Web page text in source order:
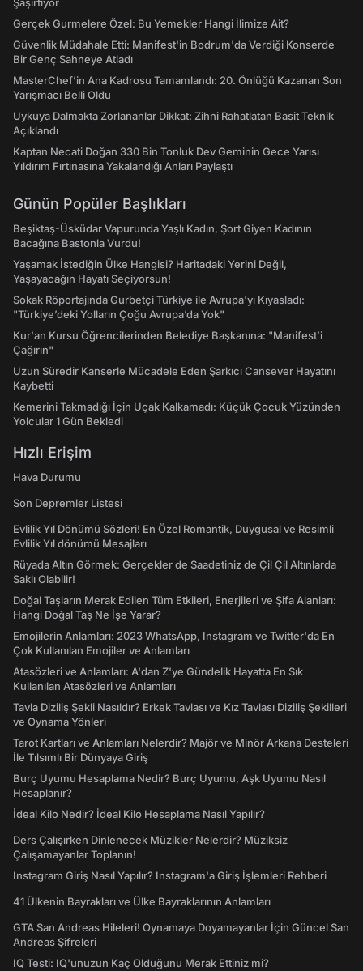
Gerçek Gurmelere Özel: Bu Yemekler Hangi İlimize Ait?
Güvenlik Müdahale Etti: Manifest'in Bodrum'da Verdiği Konserde
Bir Genç Sahneye Atladı
MasterChef’in Ana Kadrosu Tamamlandı: 20. Önlüğü Kazanan Son
Yarışmacı Belli Oldu
Uykuya Dalmakta Zorlananlar Dikkat: Zihni Rahatlatan Basit Teknik
Açıklandı
Kaptan Necati Doğan 330 Bin Tonluk Dev Geminin Gece Yarısı
Yıldırım Fırtınasına Yakalandığı Anları Paylaştı
Günün Popüler Başlıkları
Beşiktaş-Üsküdar Vapurunda Yaşlı Kadın, Şort Giyen Kadının
Bacağına Bastonla Vurdu!
Yaşamak İstediğin Ülke Hangisi? Haritadaki Yerini Değil,
Yaşayacağın Hayatı Seçiyorsun!
Sokak Röportajında Gurbetçi Türkiye ile Avrupa'yı Kıyasladı:
"Türkiye’deki Yolların Çoğu Avrupa’da Yok"
Kur'an Kursu Öğrencilerinden Belediye Başkanına: "Manifest’i
Çağırın"
Uzun Süredir Kanserle Mücadele Eden Şarkıcı Cansever Hayatını
Kaybetti
Kemerini Takmadığı İçin Uçak Kalkamadı: Küçük Çocuk Yüzünden
Yolcular 1 Gün Bekledi
Hızlı Erişim
Hava Durumu
Son Depremler Listesi
Evlilik Yıl Dönümü Sözleri! En Özel Romantik, Duygusal ve Resimli
Evlilik Yıl dönümü Mesajları
Rüyada Altın Görmek: Gerçekler de Saadetiniz de Çil Çil Altınlarda
Saklı Olabilir!
Doğal Taşların Merak Edilen Tüm Etkileri, Enerjileri ve Şifa Alanları:
Hangi Doğal Taş Ne İşe Yarar?
Emojilerin Anlamları: 2023 WhatsApp, Instagram ve Twitter'da En
Çok Kullanılan Emojiler ve Anlamları
Atasözleri ve Anlamları: A'dan Z'ye Gündelik Hayatta En Sık
Kullanılan Atasözleri ve Anlamları
Tavla Diziliş Şekli Nasıldır? Erkek Tavlası ve Kız Tavlası Diziliş Şekilleri
ve Oynama Yönleri
Tarot Kartları ve Anlamları Nelerdir? Majör ve Minör Arkana Desteleri
İle Tılsımlı Bir Dünyaya Giriş
Burç Uyumu Hesaplama Nedir? Burç Uyumu, Aşk Uyumu Nasıl
Hesaplanır?
İdeal Kilo Nedir? İdeal Kilo Hesaplama Nasıl Yapılır?
Ders Çalışırken Dinlenecek Müzikler Nelerdir? Müziksiz
Çalışamayanlar Toplanın!
Instagram Giriş Nasıl Yapılır? Instagram'a Giriş İşlemleri Rehberi
41 Ülkenin Bayrakları ve Ülke Bayraklarının Anlamları
GTA San Andreas Hileleri! Oynamaya Doyamayanlar İçin Güncel San
Andreas Şifreleri
IQ Testi: IQ'unuzun Kaç Olduğunu Merak Ettiniz mi?